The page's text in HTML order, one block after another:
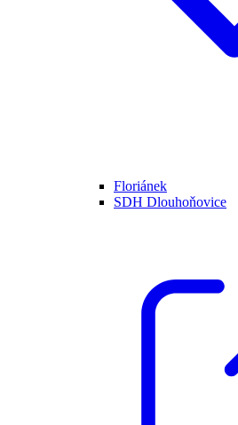
Floriánek
SDH Dlouhoňovice